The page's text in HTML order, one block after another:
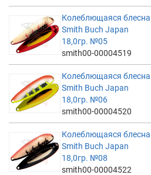
Колеблющаяся блесна
Smith Buch Japan
18,0гр. №05
smith00-00004519
Колеблющаяся блесна
Smith Buch Japan
18,0гр. №06
smith00-00004520
Колеблющаяся блесна
Smith Buch Japan
18,0гр. №08
smith00-00004522